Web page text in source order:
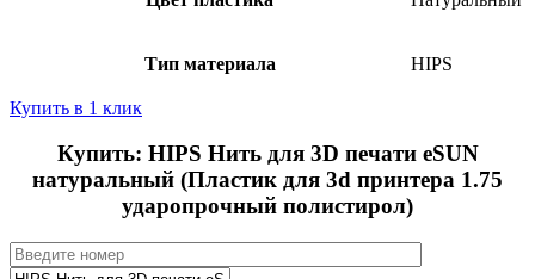
Тип материала HIPS
Купить в 1 клик
Купить: HIPS Нить для 3D печати eSUN
натуральный (Пластик для 3d принтера 1.75
ударопрочный полистирол)